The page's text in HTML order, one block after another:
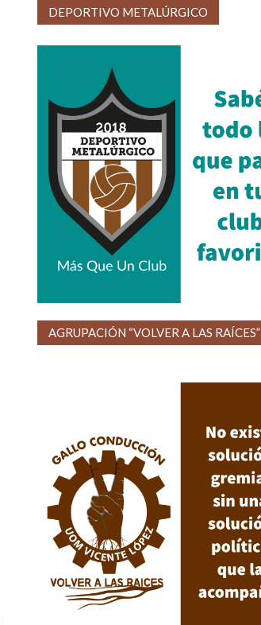
DEPORTIVO METALÚRGICO
AGRUPACIÓN “VOLVER A LAS RAÍCES”